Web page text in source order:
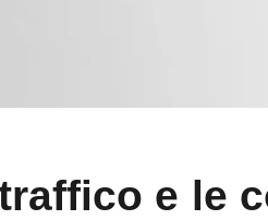
e le